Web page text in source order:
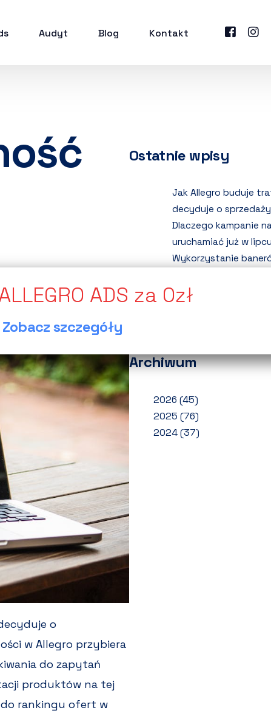
Audyt Blog Kontakt
o
w Allegro przybiera
do zapytań
produktów na tej
rankingu ofert w
Ostatnie wpisy
Jak Allegro buduje
decyduje o sprzedaży
Dlaczego kampanie
uruchamiać już w
Wykorzystanie
Jak obliczyć realną
Ponadczasowe
Archiwum
2026 (45)
2025 (76)
2024 (37)
Zobacz szczegóły